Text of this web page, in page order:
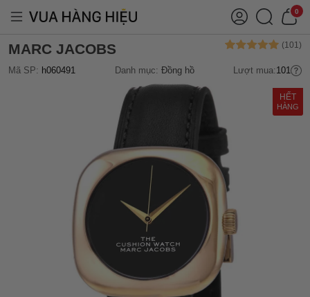
0
MARC JACOBS
Mã SP: h060491 Danh mục: Đồng hồ Lượt mua:101
HẾT
HÀNG